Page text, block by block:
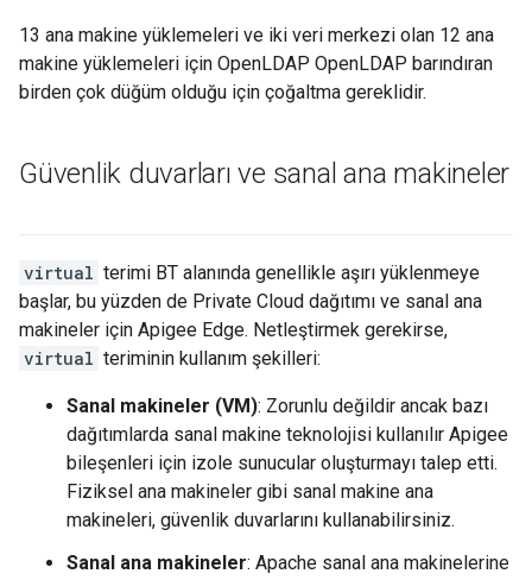
13 ana makine yüklemeleri ve iki veri merkezi olan 12 ana
makine yüklemeleri için OpenLDAP OpenLDAP barındıran
birden çok düğüm olduğu için çoğaltma gereklidir.
Güvenlik duvarları ve sanal ana makineler
virtual terimi BT alanında genellikle aşırı yüklenmeye
başlar, bu yüzden de Private Cloud dağıtımı ve sanal ana
makineler için Apigee Edge. Netleştirmek gerekirse,
virtual teriminin kullanım şekilleri:
Sanal makineler (VM): Zorunlu değildir ancak bazı
dağıtımlarda sanal makine teknolojisi kullanılır Apigee
bileşenleri için izole sunucular oluşturmayı talep etti.
Fiziksel ana makineler gibi sanal makine ana
makineleri, güvenlik duvarlarını kullanabilirsiniz.
Sanal ana makineler: Apache sanal ana makinelerine